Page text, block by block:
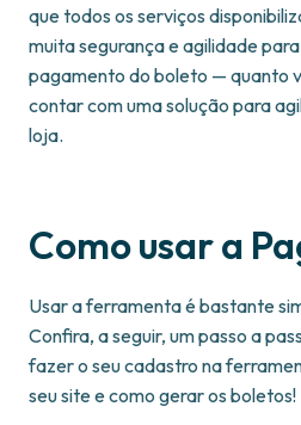
que todos os serviços
muita segurança e agilidade
pagamento do boleto — quanto
contar com uma solução para
loja.
Como usar a
Usar a ferramenta é bastante
Confira, a seguir, um passo a
fazer o seu cadastro na
seu site e como gerar os boletos!